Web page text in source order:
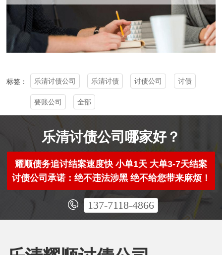
标签： 乐清讨债公司 乐清讨债 讨债公司 讨债
要账公司 全部
乐清讨债公司哪家好？
耀顺债务追讨结案速度快 小单1天 大单3-7天结案
讨债公司承诺：绝不违法涉黑 绝不给您带来麻烦！
137-7118-4866